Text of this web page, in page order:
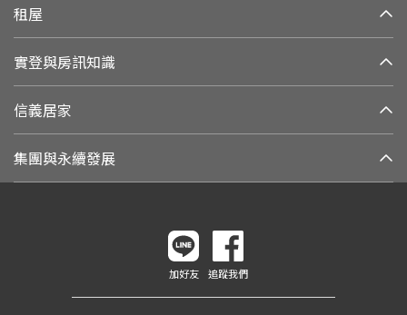
租屋
實登與房訊知識
信義居家
集團與永續發展
加好友 追蹤我們